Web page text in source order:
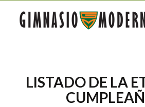
LISTADO DE LA